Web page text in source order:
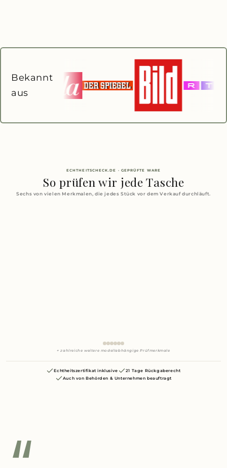
Bekannt
aus
ECHTHEITSCHECK.DE · GEPRÜFTE WARE
So prüfen wir jede Tasche
Sechs von vielen Merkmalen, die jedes Stück vor dem Verkauf durchläuft.
+ zahlreiche weitere modellabhängige Prüfmerkmale
Echtheitszertifikat inklusive
21 Tage Rückgaberecht
Auch von Behörden & Unternehmen beauftragt